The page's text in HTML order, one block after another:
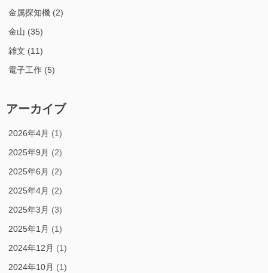
金属探知機 (2)
金山 (35)
雑文 (11)
電子工作 (5)
アーカイブ
2026年4月 (1)
2025年9月 (2)
2025年6月 (2)
2025年4月 (2)
2025年3月 (3)
2025年1月 (1)
2024年12月 (1)
2024年10月 (1)